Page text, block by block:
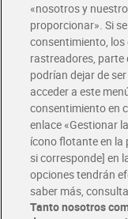
Glovo y Uber Eats
Solicita tu factura de
Únete al CLUB Dia
Disfruta las ventajas
Descárgate la APP
Folletos y Tiendas
Descubre las
Tarjeta MaX Dia
«nosotros y
proporcionar». Si
consentimiento,
rastreadores, parte
podrían dejar de
acceder a este
consentimiento en
enlace «Gestionar
ícono flotante en la
si corresponde] en
opciones tendrán
saber más,
Tanto nosotros